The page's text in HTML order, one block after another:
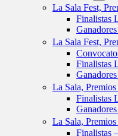
La Sala Fest,
Finalistas
La Sala Fest,
Finalistas
La Sala,
Finalistas
La Sala,
Finalistas